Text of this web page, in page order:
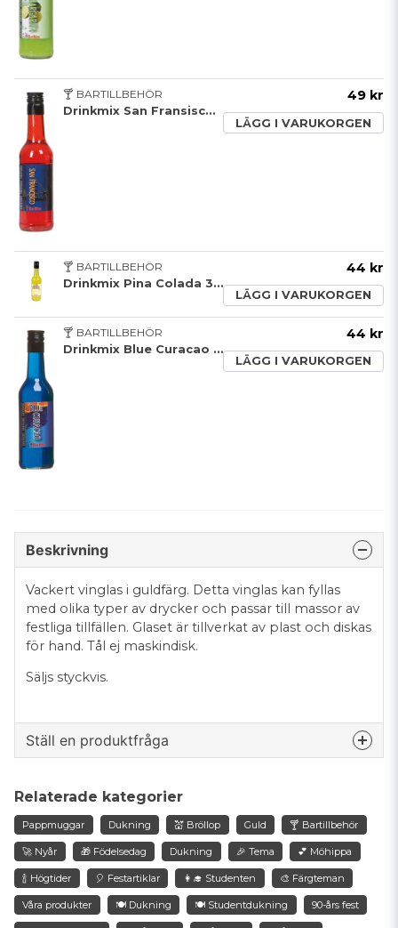
🍸 BARTILLBEHÖR
Drinkmix San Fransisco 35 cl
49 kr
LÄGG I VARUKORGEN
🍸 BARTILLBEHÖR
Drinkmix Pina Colada 35 cl
44 kr
LÄGG I VARUKORGEN
🍸 BARTILLBEHÖR
Drinkmix Blue Curacao 35 cl
44 kr
LÄGG I VARUKORGEN
Beskrivning
Vackert vinglas i guldfärg. Detta vinglas kan fyllas
med olika typer av drycker och passar till massor av
festliga tillfällen. Glaset är tillverkat av plast och diskas
för hand. Tål ej maskindisk.
Säljs styckvis.
Ställ en produktfråga
Fråga oss något om denna produkten...
name
Namn
Relaterade kategorier
Pappmuggar Dukning 💒 Bröllop Guld 🍸 Bartillbehör
🚀 Nyår 🎁 Födelsedag Dukning 🎉 Tema 💕 Möhippa
🍾 Högtider 🎈 Festartiklar 👩‍🎓 Studenten 🎨 Färgteman
Våra produkter 🍽️ Dukning 🍽 Studentdukning 90-års fest